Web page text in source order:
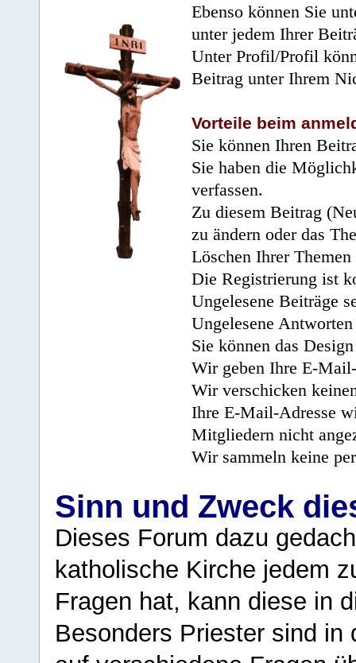
Ebenso können Sie
unter jedem Ihrer
Unter Profil/Profil
Beitrag unter Ihrem
Vorteile beim
Sie können Ihren
Sie haben die
verfassen.
Zu diesem Beitrag
zu ändern oder das
Löschen Ihrer
Die Registrierung ist
Ungelesene Beiträge
Ungelesene
Sie können das
Wir geben Ihre E-
Wir verschicken
Ihre E-Mail-Adresse
Mitgliedern nicht
Wir sammeln keine
Sinn und Zweck
Dieses Forum dazu
katholische Kirche jedem
Fragen hat, kann diese in
Besonders Priester sind in